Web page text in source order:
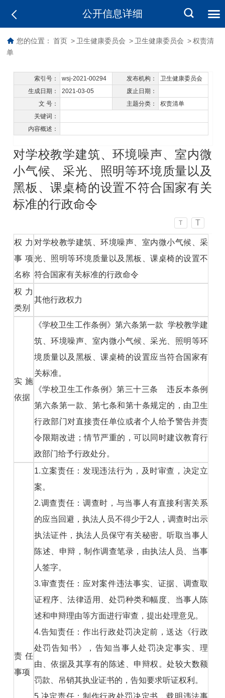
公开信息详细
您的位置： 首页 > 卫生健康委员会 > 卫生健康委员会 > 权责清
单
索引号： wsj-2021-00294 发布机构：
卫生健康委员会
生成日期：
2021-03-05
废止日期：
文 号：
主题分类：
权责清单
关键词：
内容概述：
对学校教学建筑、环境噪声、室内微
小气候、采光、照明等环境质量以及
黑板、课桌椅的设置不符合国家有关
标准的行政命令
T T
权力
事项
名称
对学校教学建筑、环境噪声、室内微小气候、采
光、照明等环境质量以及黑板、课桌椅的设置不
符合国家有关标准的行政命令
权力
类别
其他行政权力
实施
依据
《学校卫生工作条例》第六条第一款 学校教学建
筑、环境噪声、室内微小气候、采光、照明等环
境质量以及黑板、课桌椅的设置应当符合国家有
关标准。
《学校卫生工作条例》第三十三条 违反本条例
第六条第一款、第七条和第十条规定的，由卫生
行政部门对直接责任单位或者个人给予警告并责
令限期改进；情节严重的，可以同时建议教育行
政部门给予行政处分。
责任
事项
1.立案责任：发现违法行为，及时审查，决定立
案。
2.调查责任：调查时，与当事人有直接利害关系
的应当回避，执法人员不得少于2人，调查时出示
执法证件，执法人员保守有关秘密。听取当事人
陈述、申辩，制作调查笔录，由执法人员、当事
人签字。
3.审查责任：应对案件违法事实、证据、调查取
证程序、法律适用、处罚种类和幅度、当事人陈
述和申辩理由等方面进行审查，提出处理意见。
4.告知责任：作出行政处罚决定前，送达《行政
处罚告知书》，告知当事人处罚决定事实、理
由、依据及其享有的陈述、申辩权。处较大数额
罚款、吊销其执业证书的，告知要求听证权利。
5.决定责任：制作行政处罚决定书，载明违法事